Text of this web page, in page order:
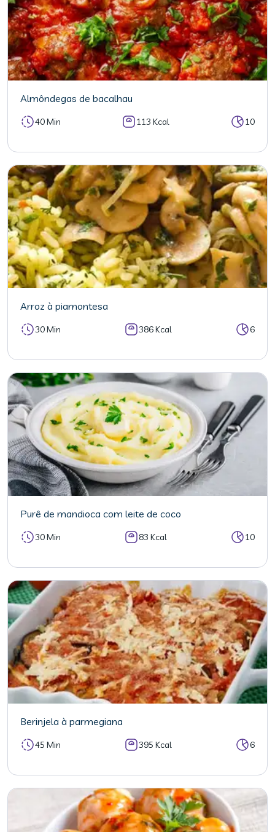
Almôndegas de bacalhau
40 Min 113 Kcal 10
Arroz à piamontesa
30 Min 386 Kcal 6
Purê de mandioca com leite de coco
30 Min 83 Kcal 10
Berinjela à parmegiana
45 Min 395 Kcal 6